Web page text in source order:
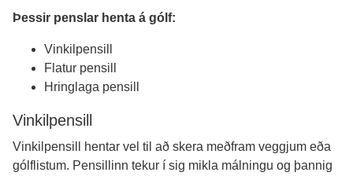
Þessir penslar henta á gólf:
Vinkilpensill
Flatur pensill
Hringlaga pensill
Vinkilpensill
Vinkilpensill hentar vel til að skera meðfram veggjum eða
gólflistum. Pensillinn tekur í sig mikla málningu og þannig